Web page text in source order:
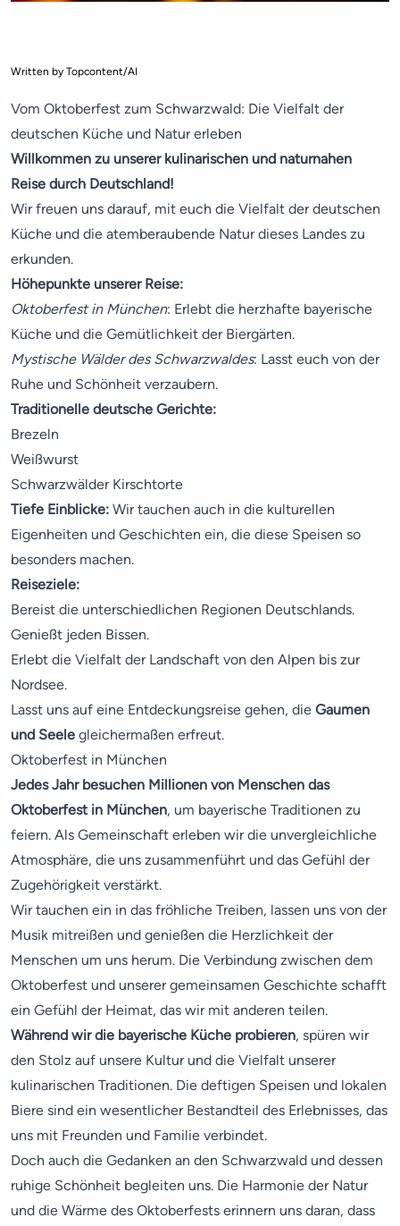
Written by Topcontent/AI
Vom Oktoberfest zum Schwarzwald: Die Vielfalt der
deutschen Küche und Natur erleben
Willkommen zu unserer kulinarischen und naturnahen
Reise durch Deutschland!
Wir freuen uns darauf, mit euch die Vielfalt der deutschen
Küche und die atemberaubende Natur dieses Landes zu
erkunden.
Höhepunkte unserer Reise:
Oktoberfest in München: Erlebt die herzhafte bayerische
Küche und die Gemütlichkeit der Biergärten.
Mystische Wälder des Schwarzwaldes: Lasst euch von der
Ruhe und Schönheit verzaubern.
Traditionelle deutsche Gerichte:
Brezeln
Weißwurst
Schwarzwälder Kirschtorte
Tiefe Einblicke: Wir tauchen auch in die kulturellen
Eigenheiten und Geschichten ein, die diese Speisen so
besonders machen.
Reiseziele:
Bereist die unterschiedlichen Regionen Deutschlands.
Genießt jeden Bissen.
Erlebt die Vielfalt der Landschaft von den Alpen bis zur
Nordsee.
Lasst uns auf eine Entdeckungsreise gehen, die Gaumen
und Seele gleichermaßen erfreut.
Oktoberfest in München
Jedes Jahr besuchen Millionen von Menschen das
Oktoberfest in München, um bayerische Traditionen zu
feiern. Als Gemeinschaft erleben wir die unvergleichliche
Atmosphäre, die uns zusammenführt und das Gefühl der
Zugehörigkeit verstärkt.
Wir tauchen ein in das fröhliche Treiben, lassen uns von der
Musik mitreißen und genießen die Herzlichkeit der
Menschen um uns herum. Die Verbindung zwischen dem
Oktoberfest und unserer gemeinsamen Geschichte schafft
ein Gefühl der Heimat, das wir mit anderen teilen.
Während wir die bayerische Küche probieren, spüren wir
den Stolz auf unsere Kultur und die Vielfalt unserer
kulinarischen Traditionen. Die deftigen Speisen und lokalen
Biere sind ein wesentlicher Bestandteil des Erlebnisses, das
uns mit Freunden und Familie verbindet.
Doch auch die Gedanken an den Schwarzwald und dessen
ruhige Schönheit begleiten uns. Die Harmonie der Natur
und die Wärme des Oktoberfests erinnern uns daran, dass